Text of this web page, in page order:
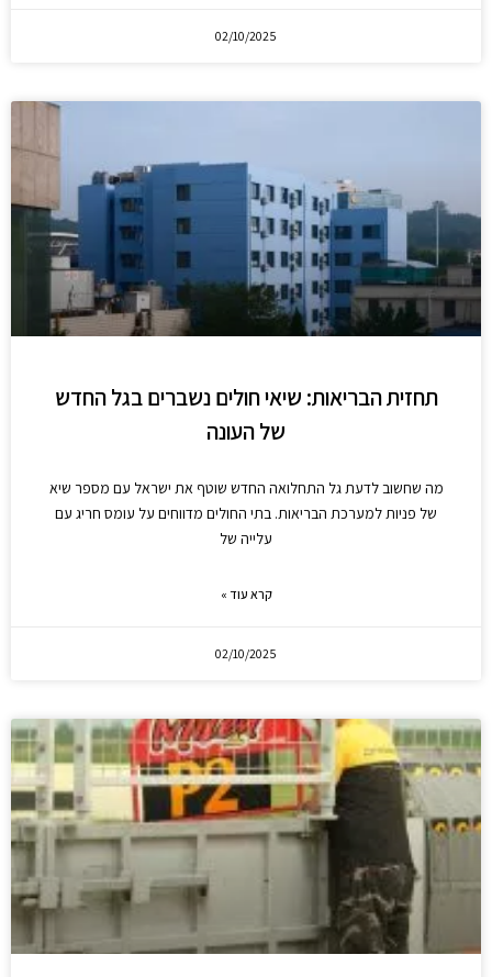
02/10/2025
תחזית הבריאות: שיאי חולים נשברים בגל החדש
של העונה
מה שחשוב לדעת גל התחלואה החדש שוטף את ישראל עם מספר שיא
של פניות למערכת הבריאות. בתי החולים מדווחים על עומס חריג עם
עלייה של
קרא עוד »
02/10/2025